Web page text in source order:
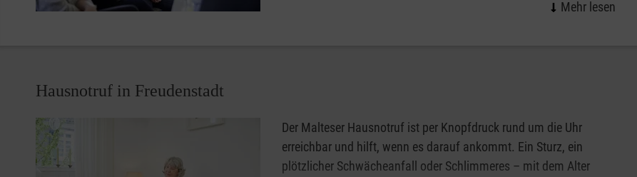
den Themen Älterwerden der Eltern, Demenz, häusliche Versorgung,
Daher laden die Malteser in Freudenstadt ganz herzlich zur Gruppe für Angehörige von Menschen mit Demenz mit
das Thema Demenz zu erfahren und sich damit auseinanderzusetzen. Es ist Zeit sich auszutauschen und
voneinander zu lernen. Die inhaltlichen Themen variieren und werden in der Gruppe besprochen.
Die Treffen finden Mittwochs 19.00-21.00 Uhr, einmal im Monat statt.
Hausnotruf in Freudenstadt
Der Malteser Hausnotruf ist per Knopfdruck rund um die Uhr
erreichbar und hilft, wenn es darauf ankommt. Ein Sturz, ein
plötzlicher Schwächeanfall oder Schlimmeres – mit dem Alter